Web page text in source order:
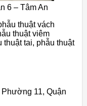
6 – Tâm An
thuật vách
thuật viêm
thuật tai, phẫu thuật
11, Quận